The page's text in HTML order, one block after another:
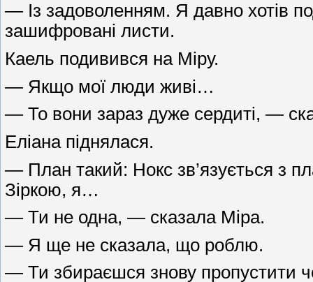
— Із задоволенням. Я давно хотів
зашифровані листи.
Каель подивився на Міру.
— Якщо мої люди живі…
— То вони зараз дуже сердиті, —
Еліана піднялася.
— План такий: Нокс зв’язується з
Зіркою, я…
— Ти не одна, — сказала Міра.
— Я ще не сказала, що роблю.
— Ти збираєшся знову пропустити